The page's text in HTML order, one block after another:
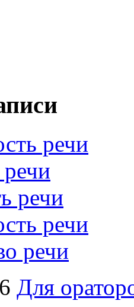
речи
речи
речи
речи
Для